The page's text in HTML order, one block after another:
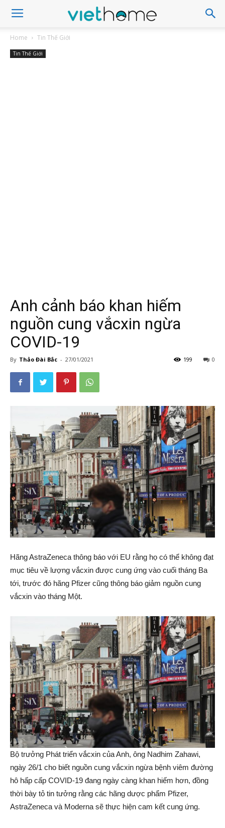
Home Tin Thế Giới
Tin Thế Giới
Anh cảnh báo khan hiếm
nguồn cung vắcxin ngừa
COVID-19
By Thảo Đài Bắc - 27/01/2021 0
199
Hãng AstraZeneca thông báo với EU rằng họ có thể không đạt
mục tiêu về lượng vắcxin được cung ứng vào cuối tháng Ba
tới, trước đó hãng Pfizer cũng thông báo giảm nguồn cung
vắcxin vào tháng Một.
Bộ trưởng Phát triển vắcxin của Anh, ông Nadhim Zahawi,
ngày 26/1 cho biết nguồn cung vắcxin ngừa bệnh viêm đường
hô hấp cấp COVID-19 đang ngày càng khan hiếm hơn, đồng
thời bày tỏ tin tưởng rằng các hãng dược phẩm Pfizer,
AstraZeneca và Moderna sẽ thực hiện cam kết cung ứng.